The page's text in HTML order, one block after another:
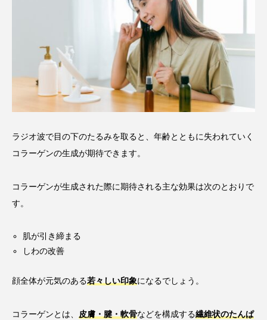
ラジオ波で目の下のたるみを取ると、年齢とともに失われていく
コラーゲンの生成が期待できます。
コラーゲンが生成された際に期待される主な効果は次のとおりで
す。
肌が引き締まる
しわの改善
顔全体が元気のある若々しい印象になるでしょう。
コラーゲンとは、 皮膚・腱・軟骨などを構成する繊維状のたんぱ